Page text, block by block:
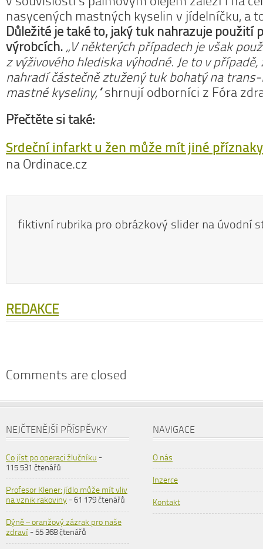
nasycených mastných kyselin v jídelníčku, a
Důležité je také to, jaký tuk nahrazuje použití
výrobcích. „V některých případech je však
z výživového hlediska výhodné. Je to v případě,
nahradí částečně ztužený tuk bohatý na
mastné kyseliny,“shrnují odborníci z Fóra
Přečtěte si také:
Srdeční infarkt u žen může mít jiné
na Ordinace.cz
fiktivní rubrika pro obrázkový slider na úvodní
REDAKCE
Comments are closed
NEJČTENĚJŠÍ PŘÍSPĚVKY
Co jíst po operaci žlučníku -
115 531 čtenářů
Profesor Klener: jídlo může mít vliv
na vznik rakoviny- 61 179 čtenářů
Dýně – oranžový zázrak pro naše
zdraví- 55 368 čtenářů
NAVIGACE
O nás
Inzerce
Kontakt